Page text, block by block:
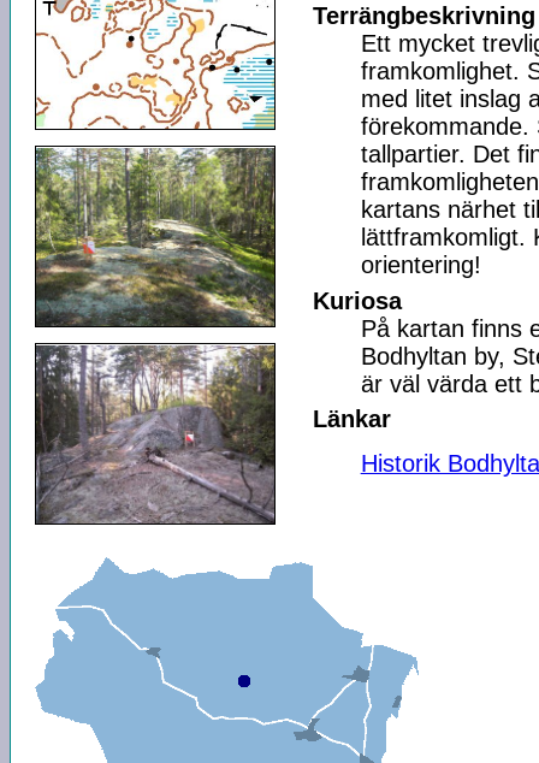
Terrängbeskrivning
Ett mycket
framkomlighet.
med litet inslag
förekommande.
tallpartier. Det
kartans närhet
lättframkomligt.
orientering!
Kuriosa
På kartan finns
Bodhyltan by,
är väl värda ett
Länkar
Historik